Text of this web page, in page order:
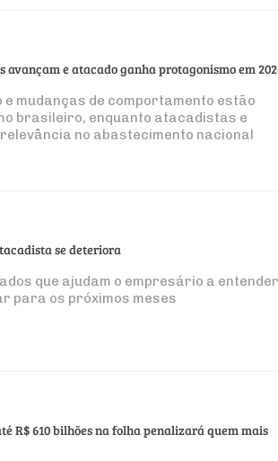
avançam e atacado ganha protagonismo em
mudanças de comportamento estão
brasileiro, enquanto atacadistas e
no abastecimento nacional
se deteriora
que ajudam o empresário a entender
para os próximos meses
R$ 610 bilhões na folha penalizará quem mais